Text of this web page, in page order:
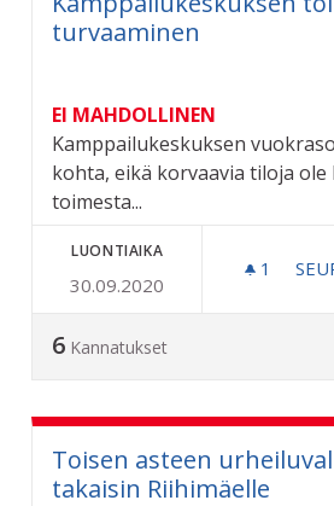
turvaaminen
EI MAHDOLLINEN
Kamppailukeskuksen
kohta, eikä korvaavia tiloja
toimesta...
LUONTIAIKA
30.09.2020
1 1
6 Kannatukset
Toisen asteen
takaisin Riihimäelle